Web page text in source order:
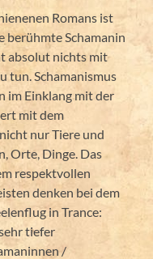
Romans ist
berühmte Schamanin
absolut nichts mit
tun. Schamanismus
im Einklang mit der
mit dem
nur Tiere und
Orte, Dinge. Das
respektvollen
denken bei dem
in Trance:
tiefer
/